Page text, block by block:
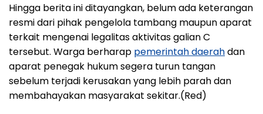
Hingga berita ini ditayangkan, belum ada keterangan
resmi dari pihak pengelola tambang maupun aparat
terkait mengenai legalitas aktivitas galian C
tersebut. Warga berharap pemerintah daerahdan
aparat penegak hukum segera turun tangan
sebelum terjadi kerusakan yang lebih parah dan
membahayakan masyarakat sekitar.(Red)